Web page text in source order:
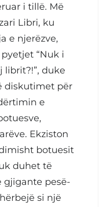
i tillë. Më
Libri, ku
e njerëzve,
“Nuk i
librit?!”, duke
diskutimet për
e
Ekziston
botuesit
duhet të
gjigante pesë-
si një